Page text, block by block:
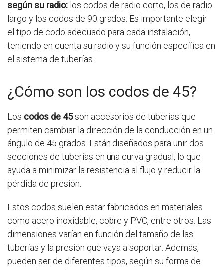
según su radio: los codos de radio corto, los de radio
largo y los codos de 90 grados. Es importante elegir
el tipo de codo adecuado para cada instalación,
teniendo en cuenta su radio y su función específica en
el sistema de tuberías.
¿Cómo son los codos de 45?
Los codos de 45son accesorios de tuberías que
permiten cambiar la dirección de la conducción en un
ángulo de 45 grados. Están diseñados para unir dos
secciones de tuberías en una curva gradual, lo que
ayuda a minimizar la resistencia al flujo y reducir la
pérdida de presión.
Estos codos suelen estar fabricados en materiales
como acero inoxidable, cobre y PVC, entre otros. Las
dimensiones varían en función del tamaño de las
tuberías y la presión que vaya a soportar. Además,
pueden ser de diferentes tipos, según su forma de